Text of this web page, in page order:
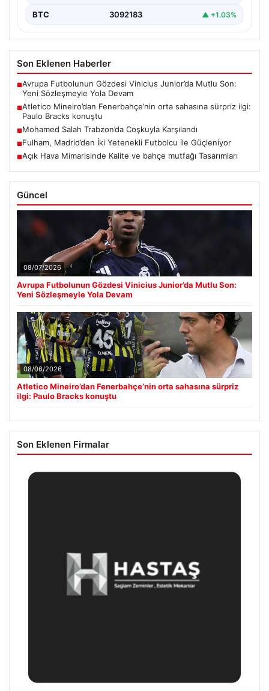
BTC 3092183 ▲ +1.03%
Son Eklenen Haberler
■Avrupa Futbolunun Gözdesi Vinicius Junior’da Mutlu Son:
Yeni Sözleşmeyle Yola Devam
■Atletico Mineiro’dan Fenerbahçe’nin orta sahasına sürpriz ilgi:
Paulo Bracks konuştu
■Mohamed Salah Trabzon’da Coşkuyla Karşılandı
■Fulham, Madrid’den İki Yetenekli Futbolcu ile Güçleniyor
■Açık Hava Mimarisinde Kalite ve bahçe mutfağı Tasarımları
Güncel
08/07/2026
Avrupa Futbolunun Gözdesi Vinicius Junior’da Mutlu Son:
Yeni Sözleşmeyle Yola Devam
08/06/2026
Atletico Mineiro’dan Fenerbahçe’nin orta sahasına sürpriz
ilgi: Paulo Bracks konuştu
Son Eklenen Firmalar